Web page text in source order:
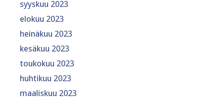
syyskuu 2023
elokuu 2023
heinäkuu 2023
kesäkuu 2023
toukokuu 2023
huhtikuu 2023
maaliskuu 2023